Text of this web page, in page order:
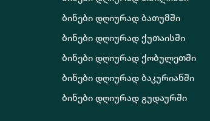
ბინები დღიურად ბათუმში
ბინები დღიურად ქუთაისში
ბინები დღიურად ქობულეთში
ბინები დღიურად ბაკურიანში
ბინები დღიურად გუდაურში